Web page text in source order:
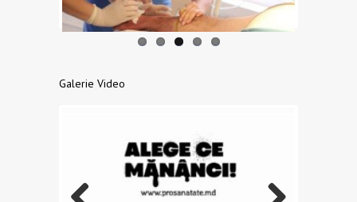
Galerie Video